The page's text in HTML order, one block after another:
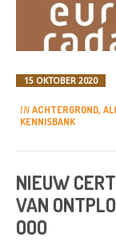
15 OKTOBER 2020
IN ACHTERGROND,
KENNISBANK
NIEUW
VAN
OOO